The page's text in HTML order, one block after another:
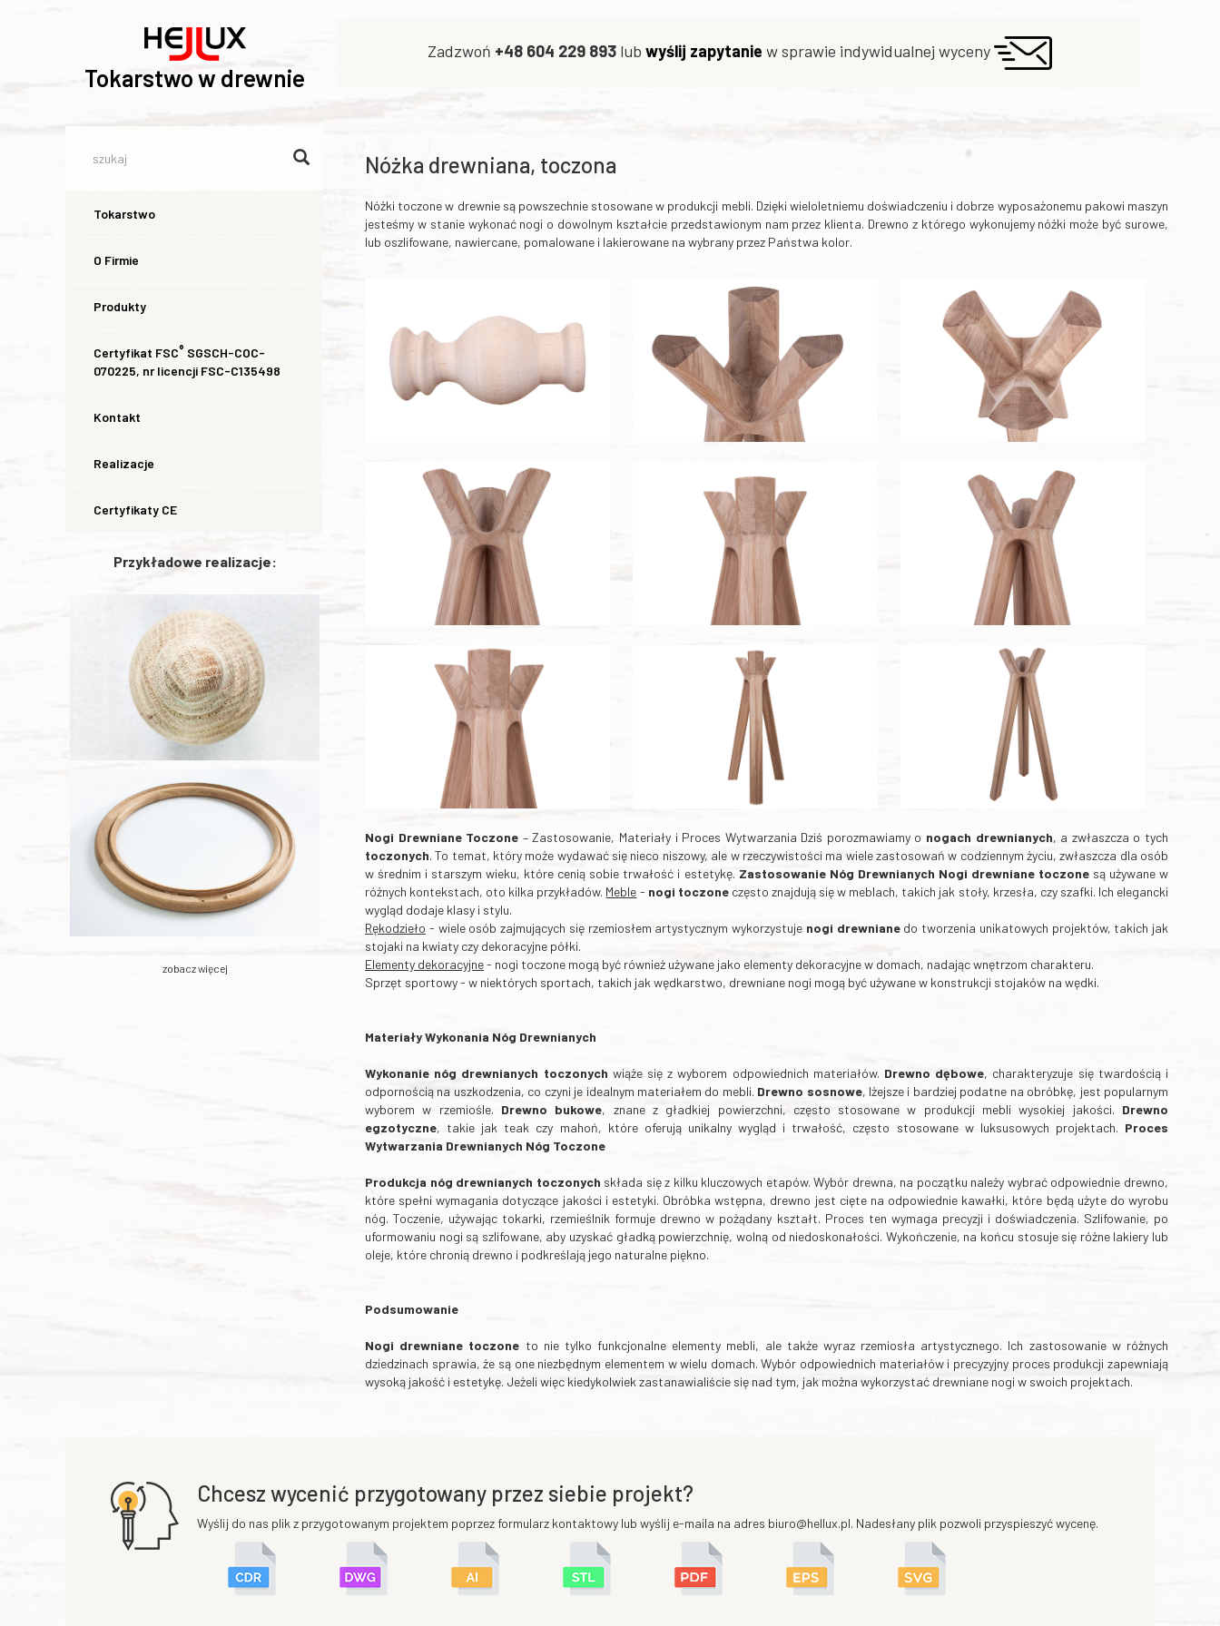
Tokarstwo w drewnie
Zadzwoń +48 604 229 893lub wyślij zapytanie w sprawie indywidualnej wyceny
Tokarstwo
O Firmie
Produkty
Certyfikat FSC® SGSCH-COC-
070225, nr licencji FSC-C135498
Kontakt
Realizacje
Certyfikaty CE
Przykładowe realizacje:
zobacz więcej
Nóżka drewniana, toczona
Nóżki toczone w drewnie są powszechnie stosowane w produkcji mebli. Dzięki wieloletniemu doświadczeniu i dobrze wyposażonemu pakowi maszyn
jesteśmy w stanie wykonać nogi o dowolnym kształcie przedstawionym nam przez klienta. Drewno z którego wykonujemy nóżki może być surowe,
lub oszlifowane, nawiercane, pomalowane i lakierowane na wybrany przez Państwa kolor.
Nogi Drewniane Toczone – Zastosowanie, Materiały i Proces Wytwarzania Dziś porozmawiamy o nogach drewnianych, a zwłaszcza o tych
toczonych. To temat, który może wydawać się nieco niszowy, ale w rzeczywistości ma wiele zastosowań w codziennym życiu, zwłaszcza dla osób
w średnim i starszym wieku, które cenią sobie trwałość i estetykę. Zastosowanie Nóg Drewnianych Nogi drewniane toczonesą używane w
różnych kontekstach, oto kilka przykładów. Meble - nogi toczoneczęsto znajdują się w meblach, takich jak stoły, krzesła, czy szafki. Ich elegancki
wygląd dodaje klasy i stylu.
Rękodzieło - wiele osób zajmujących się rzemiosłem artystycznym wykorzystuje nogi drewnianedo tworzenia unikatowych projektów, takich jak
stojaki na kwiaty czy dekoracyjne półki.
Elementy dekoracyjne- nogi toczone mogą być również używane jako elementy dekoracyjne w domach, nadając wnętrzom charakteru.
Sprzęt sportowy - w niektórych sportach, takich jak wędkarstwo, drewniane nogi mogą być używane w konstrukcji stojaków na wędki.
Materiały Wykonania Nóg Drewnianych
Wykonanie nóg drewnianych toczonych wiąże się z wyborem odpowiednich materiałów. Drewno dębowe, charakteryzuje się twardością i
odpornością na uszkodzenia, co czyni je idealnym materiałem do mebli. Drewno sosnowe, lżejsze i bardziej podatne na obróbkę, jest popularnym
wyborem w rzemiośle. Drewno bukowe, znane z gładkiej powierzchni, często stosowane w produkcji mebli wysokiej jakości. Drewno
egzotyczne, takie jak teak czy mahoń, które oferują unikalny wygląd i trwałość, często stosowane w luksusowych projektach. Proces
Wytwarzania Drewnianych Nóg Toczone
Produkcja nóg drewnianych toczonych składa się z kilku kluczowych etapów. Wybór drewna, na początku należy wybrać odpowiednie drewno,
które spełni wymagania dotyczące jakości i estetyki. Obróbka wstępna, drewno jest cięte na odpowiednie kawałki, które będą użyte do wyrobu
nóg. Toczenie, używając tokarki, rzemieślnik formuje drewno w pożądany kształt. Proces ten wymaga precyzji i doświadczenia. Szlifowanie, po
uformowaniu nogi są szlifowane, aby uzyskać gładką powierzchnię, wolną od niedoskonałości. Wykończenie, na końcu stosuje się różne lakiery lub
oleje, które chronią drewno i podkreślają jego naturalne piękno.
Podsumowanie
Nogi drewniane toczone to nie tylko funkcjonalne elementy mebli, ale także wyraz rzemiosła artystycznego. Ich zastosowanie w różnych
dziedzinach sprawia, że są one niezbędnym elementem w wielu domach. Wybór odpowiednich materiałów i precyzyjny proces produkcji zapewniają
wysoką jakość i estetykę. Jeżeli więc kiedykolwiek zastanawialiście się nad tym, jak można wykorzystać drewniane nogi w swoich projektach.
Chcesz wycenić przygotowany przez siebie projekt?
Wyślij do nas plik z przygotowanym projektem poprzez formularz kontaktowy lub wyślij e-maila na adres biuro@hellux.pl. Nadesłany plik pozwoli przyspieszyć wycenę.